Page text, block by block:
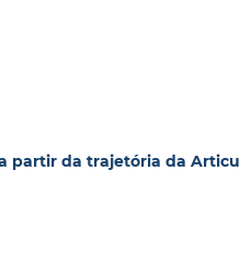
partir da trajetória da